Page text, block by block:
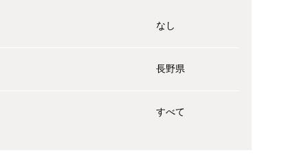
なし
長野県
すべて